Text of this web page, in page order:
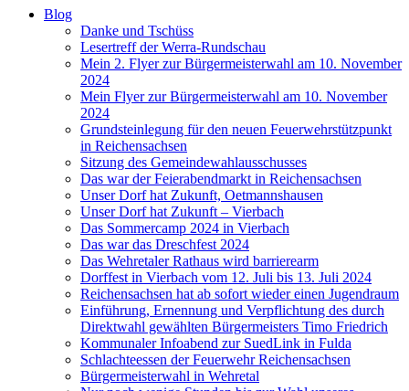
Blog
Danke und Tschüss
Lesertreff der Werra-Rundschau
Mein 2. Flyer zur Bürgermeisterwahl am 10. November
2024
Mein Flyer zur Bürgermeisterwahl am 10. November
2024
Grundsteinlegung für den neuen Feuerwehrstützpunkt
in Reichensachsen
Sitzung des Gemeindewahlausschusses
Das war der Feierabendmarkt in Reichensachsen
Unser Dorf hat Zukunft, Oetmannshausen
Unser Dorf hat Zukunft – Vierbach
Das Sommercamp 2024 in Vierbach
Das war das Dreschfest 2024
Das Wehretaler Rathaus wird barrierearm
Dorffest in Vierbach vom 12. Juli bis 13. Juli 2024
Reichensachsen hat ab sofort wieder einen Jugendraum
Einführung, Ernennung und Verpflichtung des durch
Direktwahl gewählten Bürgermeisters Timo Friedrich
Kommunaler Infoabend zur SuedLink in Fulda
Schlachteessen der Feuerwehr Reichensachsen
Bürgermeisterwahl in Wehretal